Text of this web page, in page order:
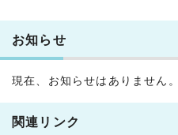
お知らせ
現在、お知らせはありません。
関連リンク